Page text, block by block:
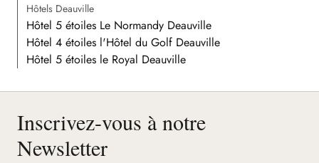
Hôtels Deauville
Hôtel 5 étoiles Le Normandy Deauville
Hôtel 4 étoiles l'Hôtel du Golf Deauville
Hôtel 5 étoiles le Royal Deauville
Inscrivez-vous à notre
Newsletter